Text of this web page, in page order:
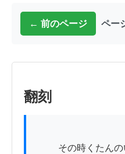
← 前のページ ペー
翻刻